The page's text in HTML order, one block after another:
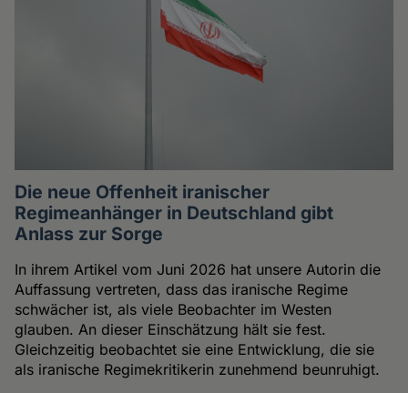
Die neue Offenheit iranischer
Regimeanhänger in Deutschland gibt
Anlass zur Sorge
In ihrem Artikel vom Juni 2026 hat unsere Autorin die
Auffassung vertreten, dass das iranische Regime
schwächer ist, als viele Beobachter im Westen
glauben. An dieser Einschätzung hält sie fest.
Gleichzeitig beobachtet sie eine Entwicklung, die sie
als iranische Regimekritikerin zunehmend beunruhigt.